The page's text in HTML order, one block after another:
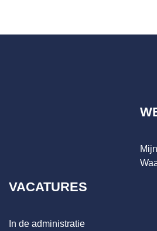
VACATURES
In de administratie